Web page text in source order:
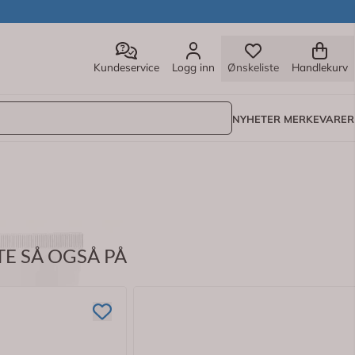
Kundeservice Logg inn Ønskeliste Handlekurv
NYHETER MERKEVARER
SÅ OGSÅ PÅ
tørrhet og sårhet, og gjør huden myk ved amming.
uten lanolin, og er basert på planteoljer og squalene